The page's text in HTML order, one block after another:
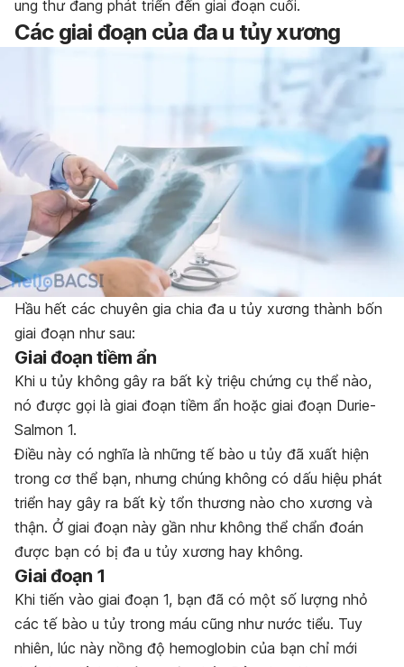
ung thư đang phát triển đến giai đoạn cuối.
Các giai đoạn của đa u tủy xương
Hầu hết các chuyên gia chia đa u tủy xương thành bốn
giai đoạn như sau:
Giai đoạn tiềm ẩn
Khi u tủy không gây ra bất kỳ triệu chứng cụ thể nào,
nó được gọi là giai đoạn tiềm ẩn hoặc giai đoạn Durie-
Salmon 1.
Điều này có nghĩa là những tế bào u tủy đã xuất hiện
trong cơ thể bạn, nhưng chúng không có dấu hiệu phát
triển hay gây ra bất kỳ tổn thương nào cho xương và
thận. Ở giai đoạn này gần như không thể chẩn đoán
được bạn có bị đa u tủy xương hay không.
Giai đoạn 1
Khi tiến vào giai đoạn 1, bạn đã có một số lượng nhỏ
các tế bào u tủy trong máu cũng như nước tiểu. Tuy
nhiên, lúc này nồng độ hemoglobin của bạn chỉ mới